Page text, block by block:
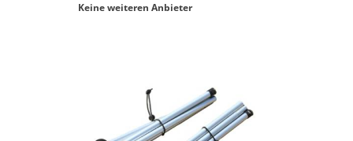
Keine weiteren Anbieter